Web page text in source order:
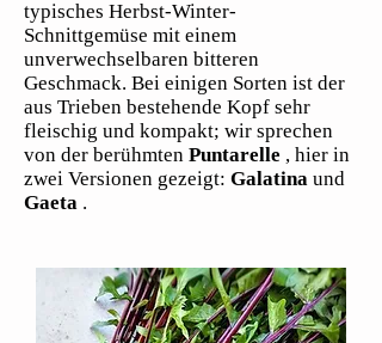
typisches Herbst-Winter-
Schnittgemüse mit einem
unverwechselbaren bitteren
Geschmack. Bei einigen Sorten ist der
aus Trieben bestehende Kopf sehr
fleischig und kompakt; wir sprechen
von der berühmten Puntarelle , hier in
zwei Versionen gezeigt: Galatina und
Gaeta .